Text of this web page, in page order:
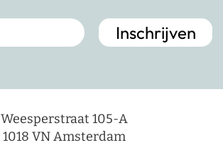
Weesperstraat 105-A
1018 VN Amsterdam